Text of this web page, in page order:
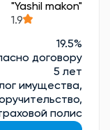
"Yashil makon"
1.9
19.5%
договору
5 лет
имущества,
полис